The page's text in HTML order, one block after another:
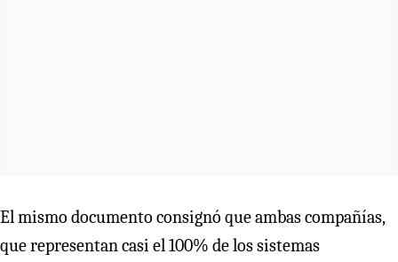
El mismo documento consignó que ambas compañías,
que representan casi el 100% de los sistemas